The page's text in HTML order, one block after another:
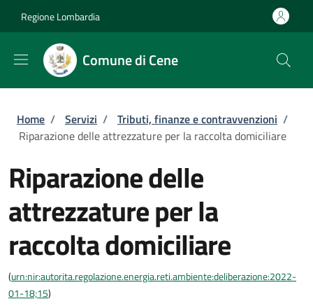
Regione Lombardia
Comune di Cene
Briciole di pane
Home / Servizi / Tributi, finanze e contravvenzioni /
Riparazione delle attrezzature per la raccolta domiciliare
Riparazione delle
attrezzature per la
raccolta domiciliare
(urn:nir:autorita.regolazione.energia.reti.ambiente:deliberazione:2022-
01-18;15)